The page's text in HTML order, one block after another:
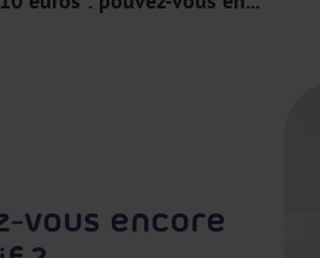
vous encore